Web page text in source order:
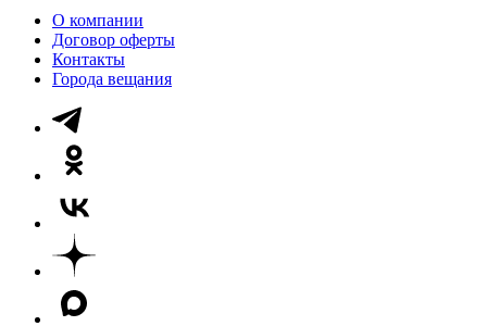
О компании
Договор оферты
Контакты
Города вещания